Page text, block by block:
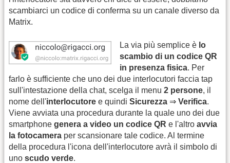
scambiarci un codice di conferma su un canale diverso da
Matrix.
La via più semplice è lo
scambio di un codice QR
in presenza fisica. Per
farlo è sufficiente che uno dei due interlocutori faccia tap
sull'intestazione della chat, scelga il menu 2 persone, il
nome dell'interlocutore e quindi Sicurezza ⇒ Verifica.
Viene avviata una procedura durante la quale uno dei due
smartphone genera a video un codice QR e l'altro avvia
la fotocamera per scansionare tale codice. Al termine
della procedura l'icona dell'interlocutore avrà il simbolo di
uno scudo verde.